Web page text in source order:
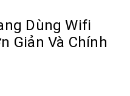
Dùng Wifi
Giản Và Chính